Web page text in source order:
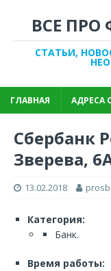
ВСЕ
СТАТЬИ,
ГЛАВНАЯ АДРЕСА
Сбербанк
Зверева,
13.02.2018
Категория:
Банк.
Время работы: